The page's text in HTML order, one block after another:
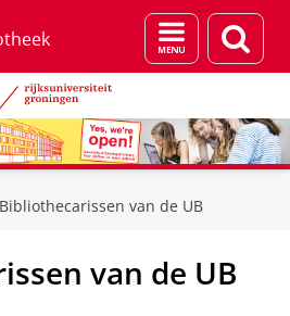
Menu
en
Bibliothecarissen van de UB
van de UB